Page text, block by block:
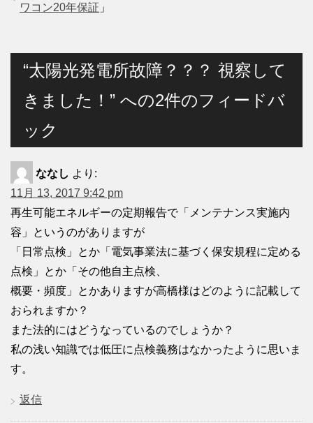
ワコン20年保証 」
“太陽光発電所故障？？？ 視察して
きました！” への2件のフィードバ
ック
ななし より:
11月 13, 2017 9:42 pm
再生可能エネルギーの定期報告で「メンテナンス実施内
容」というのがありますが
「日常点検」とか「電気事業法に基づく保安規程に定める
点検」とか「その他自主点検、
概要・頻度」とかありますが高橋様はどのように記載して
おられますか？
また法的にはどうなっているのでしょうか？
私の浅い知識では低圧に点検義務はなかったように思いま
す。
返信